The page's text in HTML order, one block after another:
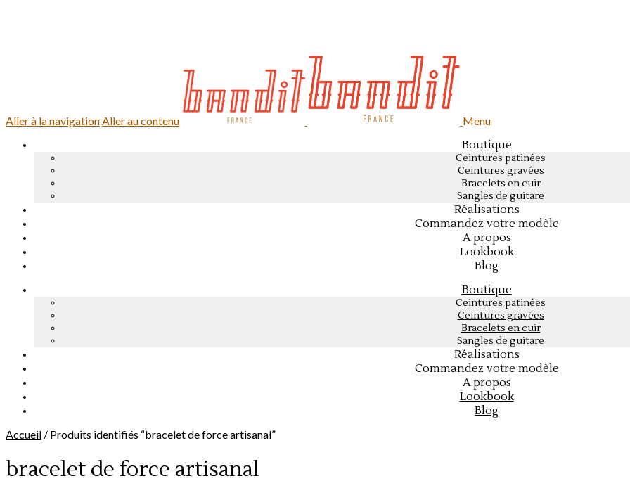
Aller à la navigationAller au contenu Menu
Boutique
Ceintures patinées
Ceintures gravées
Bracelets en cuir
Sangles de guitare
Réalisations
Commandez votre modèle
A propos
Lookbook
Blog
Boutique
Ceintures patinées
Ceintures gravées
Bracelets en cuir
Sangles de guitare
Réalisations
Commandez votre modèle
A propos
Lookbook
Blog
Accueil / Produits identifiés “bracelet de force artisanal”
bracelet de force artisanal